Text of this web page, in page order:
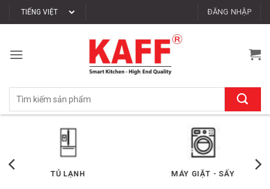
qua
dung
ĐĂNG NHẬP
Tìm
TỦ LẠNH MÁY GIẶT - SẤY